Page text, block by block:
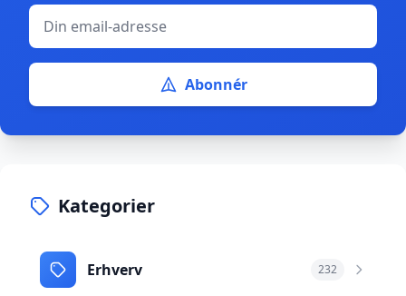
Abonnér
Kategorier
Erhverv 232